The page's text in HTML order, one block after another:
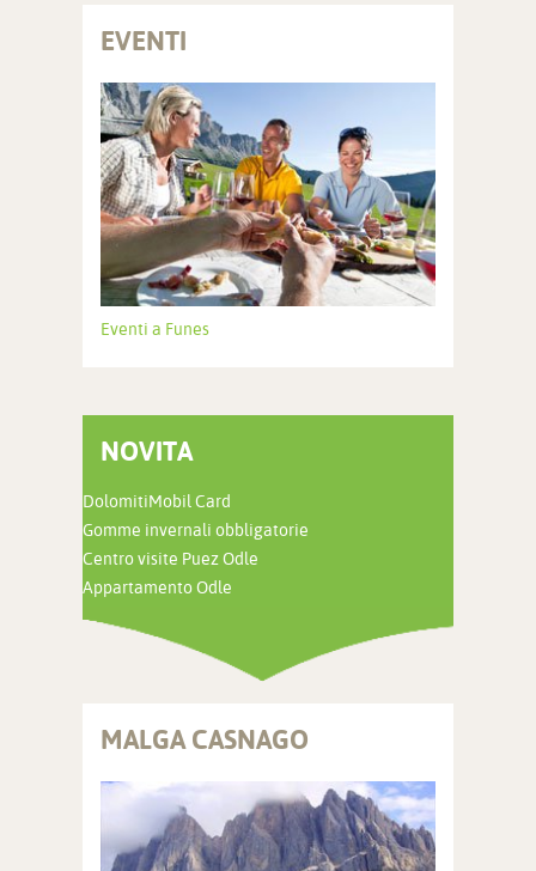
EVENTI
Eventi a Funes
NOVITA
DolomitiMobil Card
Gomme invernali obbligatorie
Centro visite Puez Odle
Appartamento Odle
MALGA CASNAGO